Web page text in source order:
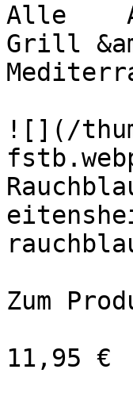
Alle
Grill
![](/
Zum
11,95